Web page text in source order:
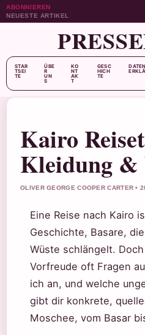
ABONNIEREN
NEUESTE ARTIKEL
STAR
TSEI
TE
ÜBE
R
UN
S
KO
NT
AK
T
GESC
HICH
TE
Kairo
Kleidung &
OLIVER GEORGE COOPER CARTER •
Eine Reise nach Kairo
Geschichte, Basare,
Wüste schlängelt.
Vorfreude oft Fragen
ich an, und welche
gibt dir konkrete,
Moschee, vom Basar